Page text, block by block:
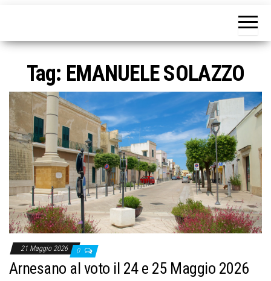
a
v
a
z
o
n
e
Tag: EMANUELE SOLAZZO
21 Maggio 2026 0
Arnesano al voto il 24 e 25 Maggio 2026